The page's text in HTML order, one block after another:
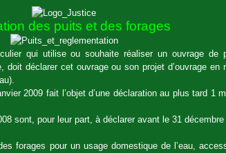
des puits et des forages
qui utilise ou souhaite réaliser un ouvrage de
doit déclarer cet ouvrage ou son projet d’ouvrage en
2009 fait l’objet d’une déclaration au plus tard 1
sont, pour leur part, à déclarer avant le 31 décembre
forages pour un usage domestique de l’eau,